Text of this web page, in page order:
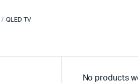
QLED TV
No products